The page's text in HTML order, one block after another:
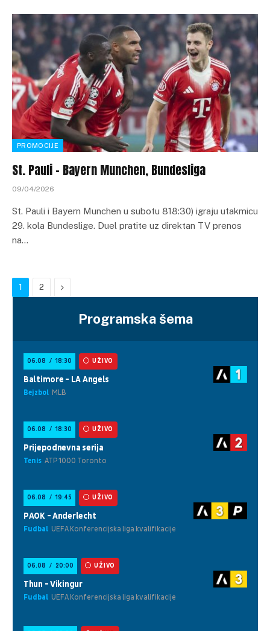
PROMOCIJE
St. Pauli – Bayern Munchen, Bundesliga
09/04/2026
St. Pauli i Bayern Munchen u subotu 818:30) igraju utakmicu
29. kola Bundeslige. Duel pratite uz direktan TV prenos
na…
1 2 Next
Programska šema